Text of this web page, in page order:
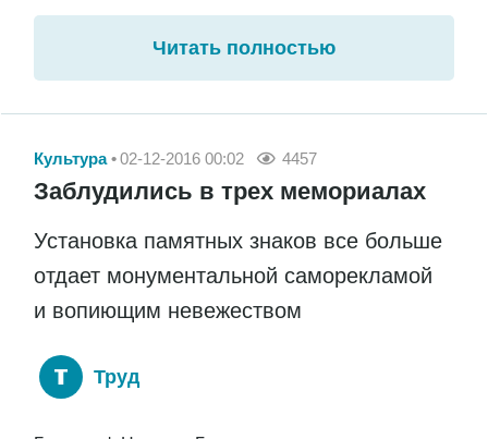
Читать полностью
Культура 02-12-2016 00:02 4457
Заблудились в трех мемориалах
Установка памятных знаков все больше
отдает монументальной саморекламой
и вопиющим невежеством
Труд